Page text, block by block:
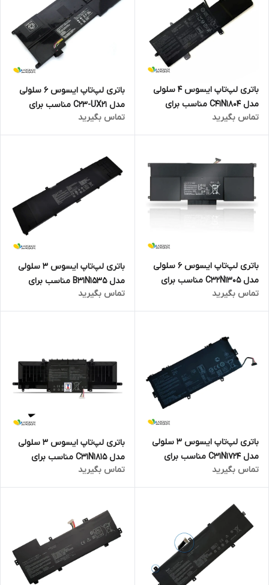
باتری لپ‌تاپ ایسوس 4 سلولی
مدل C41N1804 مناسب برای
لپ‌تاپ Asus ZenBook Pro 14
UX480
تماس بگیرید
باتری لپ‌تاپ ایسوس 6 سلولی
مدل C23-UX21 مناسب برای
لپ‌تاپ Asus ZenBook UX21
تماس بگیرید
باتری لپ‌تاپ ایسوس 6 سلولی
مدل C32N1305 مناسب برای
لپ‌تاپ Asus Zenbook Infinity
UX301L
تماس بگیرید
باتری لپ‌تاپ ایسوس 3 سلولی
مدل B31N1535 مناسب برای
لپ‌تاپ Asus Zenbook UX310
تماس بگیرید
باتری لپ‌تاپ ایسوس 3 سلولی
مدل C31N1724 مناسب برای
لپ‌تاپ Asus ZenBook 13
UX331U
تماس بگیرید
باتری لپ‌تاپ ایسوس 3 سلولی
مدل C31N1815 مناسب برای
لپ‌تاپ ASUS Zenbook 13
UX333
تماس بگیرید